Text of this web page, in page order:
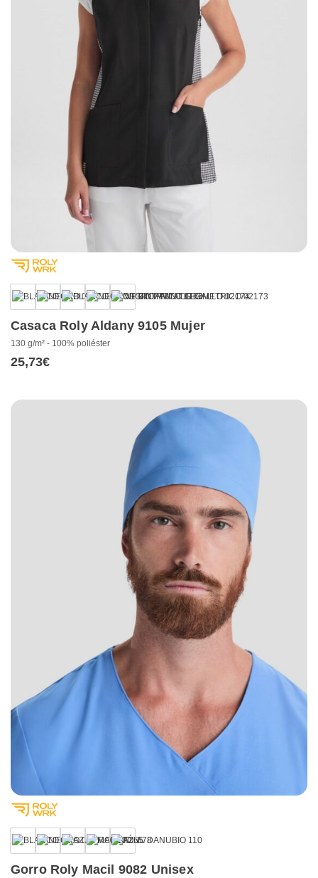
Casaca Roly Aldany 9105 Mujer
130 g/m² - 100% poliéster
25,73€
Gorro Roly Macil 9082 Unisex